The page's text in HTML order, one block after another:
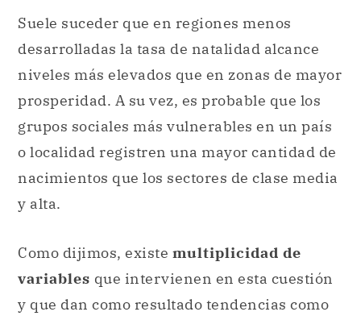
Suele suceder que en regiones menos
desarrolladas la tasa de natalidad alcance
niveles más elevados que en zonas de mayor
prosperidad. A su vez, es probable que los
grupos sociales más vulnerables en un país
o localidad registren una mayor cantidad de
nacimientos que los sectores de clase media
y alta.
Como dijimos, existe multiplicidad de
variables que intervienen en esta cuestión
y que dan como resultado tendencias como